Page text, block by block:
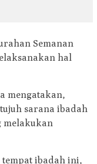
Semanan
hal
mengatakan,
sarana ibadah
melakukan
ibadah ini,